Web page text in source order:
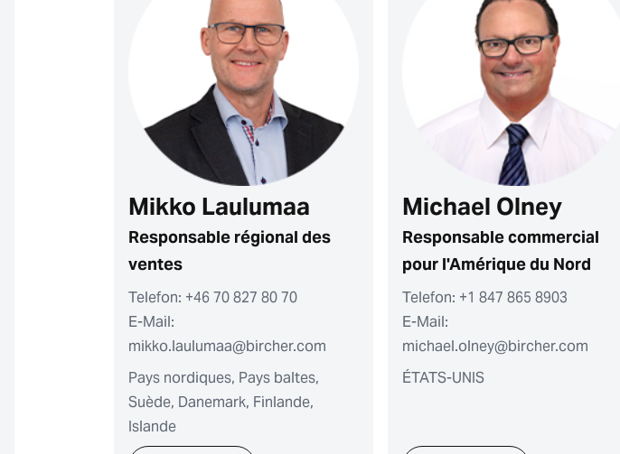
Mikko Laulumaa
Responsable régional des
ventes
Telefon: +46 70 827 80 70
E-Mail:
mikko.laulumaa@bircher.com
Pays nordiques, Pays baltes,
Suède, Danemark, Finlande,
Islande
Michael Olney
Responsable commercial
pour l'Amérique du Nord
Telefon: +1 847 865 8903
E-Mail:
michael.olney@bircher.com
ÉTATS-UNIS